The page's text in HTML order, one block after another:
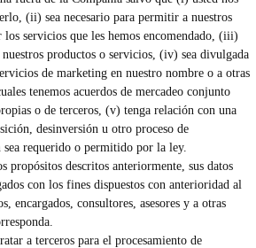
(ii) sea necesario para permitir a nuestros
los servicios que les hemos encomendado, (iii)
productos o servicios, (iv) sea divulgada
de marketing en nuestro nombre o a otras
tenemos acuerdos de mercadeo conjunto
o de terceros, (v) tenga relación con una
desinversión u otro proceso de
requerido o permitido por la ley.
propósitos descritos anteriormente, sus datos
con los fines dispuestos con anterioridad al
encargados, consultores, asesores y a otras
a terceros para el procesamiento de